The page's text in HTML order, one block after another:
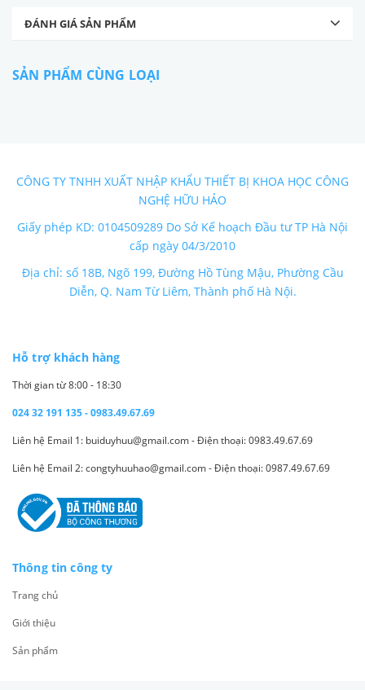
ĐÁNH GIÁ SẢN PHẨM
SẢN PHẨM CÙNG LOẠI
CÔNG TY TNHH XUẤT NHẬP KHẨU THIẾT BỊ KHOA HỌC CÔNG
NGHỆ HỮU HẢO
Giấy phép KD: 0104509289 Do Sở Kế hoạch Đầu tư TP Hà Nội
cấp ngày 04/3/2010
Địa chỉ: số 18B, Ngõ 199, Đường Hồ Tùng Mậu, Phường Cầu
Diễn, Q. Nam Từ Liêm, Thành phố Hà Nội.
Hỗ trợ khách hàng
Thời gian từ 8:00 - 18:30
024 32 191 135 - 0983.49.67.69
Liên hệ Email 1: buiduyhuu@gmail.com - Điện thoại: 0983.49.67.69
Liên hệ Email 2: congtyhuuhao@gmail.com - Điện thoại: 0987.49.67.69
Thông tin công ty
Trang chủ
Giới thiệu
Sản phẩm